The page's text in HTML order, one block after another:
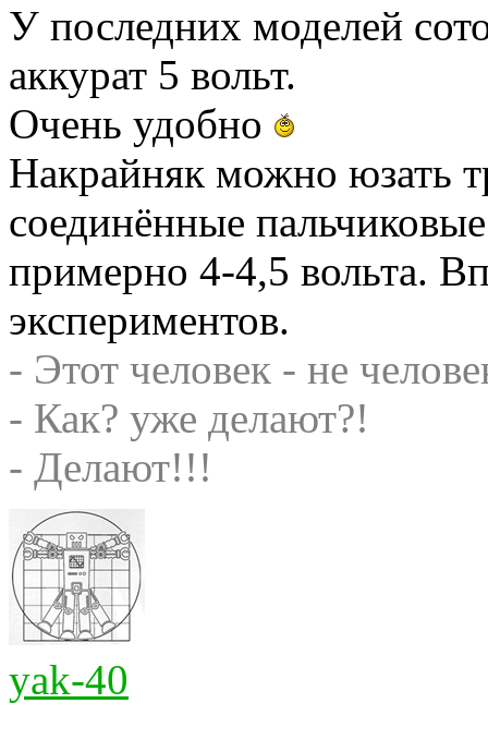
У последних моделей
аккурат 5 вольт.
Очень удобно
Накрайняк можно юзать
соединённые
примерно 4-4,5 вольта.
экспериментов.
- Этот человек - не
- Как? уже делают?!
- Делают!!!
yak-40